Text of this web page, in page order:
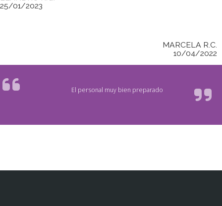
25/01/2023
MARCELA R.C.
10/04/2022
El personal muy bien preparado